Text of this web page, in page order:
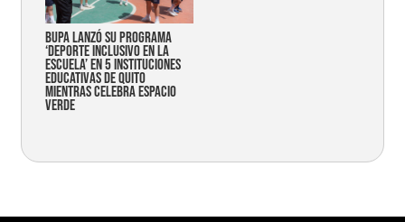
Bupa lanzó su programa
‘Deporte Inclusivo en la
Escuela’ en 5 instituciones
educativas de Quito
mientras celebra espacio
verde